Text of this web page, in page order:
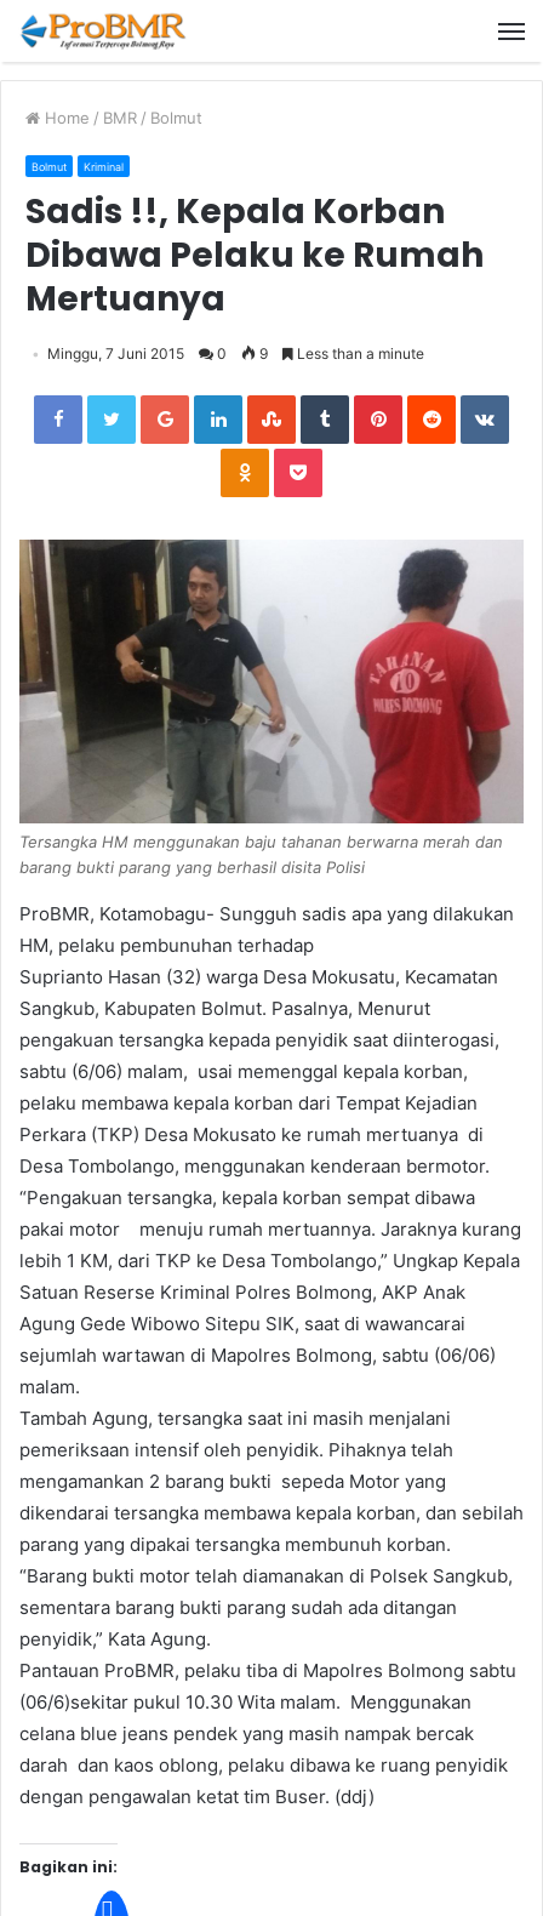
Home / BMR / Bolmut
Bolmut Kriminal
Sadis !!, Kepala Korban
Dibawa Pelaku ke Rumah
Mertuanya
Minggu, 7 Juni 2015 0 9 Less than a minute
FacebookTwitterGoogle+LinkedInStumbleUpon
TumblrPinterestReddit
Odnoklassniki
Pocket
Tersangka HM menggunakan baju tahanan berwarna merah dan
barang bukti parang yang berhasil disita Polisi
ProBMR, Kotamobagu- Sungguh sadis apa yang dilakukan
HM, pelaku pembunuhan terhadap
Suprianto Hasan (32) warga Desa Mokusatu, Kecamatan
Sangkub, Kabupaten Bolmut. Pasalnya, Menurut
pengakuan tersangka kepada penyidik saat diinterogasi,
sabtu (6/06) malam, usai memenggal kepala korban,
pelaku membawa kepala korban dari Tempat Kejadian
Perkara (TKP) Desa Mokusato ke rumah mertuanya di
Desa Tombolango, menggunakan kenderaan bermotor.
“Pengakuan tersangka, kepala korban sempat dibawa
pakai motor menuju rumah mertuannya. Jaraknya kurang
lebih 1 KM, dari TKP ke Desa Tombolango,” Ungkap Kepala
Satuan Reserse Kriminal Polres Bolmong, AKP Anak
Agung Gede Wibowo Sitepu SIK, saat di wawancarai
sejumlah wartawan di Mapolres Bolmong, sabtu (06/06)
malam.
Tambah Agung, tersangka saat ini masih menjalani
pemeriksaan intensif oleh penyidik. Pihaknya telah
mengamankan 2 barang bukti sepeda Motor yang
dikendarai tersangka membawa kepala korban, dan sebilah
parang yang dipakai tersangka membunuh korban.
“Barang bukti motor telah diamanakan di Polsek Sangkub,
sementara barang bukti parang sudah ada ditangan
penyidik,” Kata Agung.
Pantauan ProBMR, pelaku tiba di Mapolres Bolmong sabtu
(06/6)sekitar pukul 10.30 Wita malam. Menggunakan
celana blue jeans pendek yang masih nampak bercak
darah dan kaos oblong, pelaku dibawa ke ruang penyidik
dengan pengawalan ketat tim Buser. (ddj)
Bagikan ini: